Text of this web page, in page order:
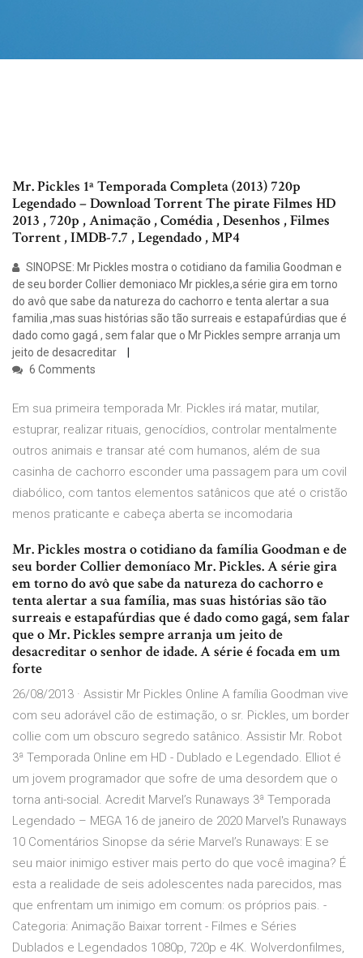
Mr. Pickles 1ª Temporada Completa (2013) 720p
Legendado – Download Torrent The pirate Filmes HD
2013 , 720p , Animação , Comédia , Desenhos , Filmes
Torrent , IMDB-7.7 , Legendado , MP4
SINOPSE: Mr Pickles mostra o cotidiano da familia Goodman e
de seu border Collier demoniaco Mr pickles,a série gira em torno
do avô que sabe da natureza do cachorro e tenta alertar a sua
familia ,mas suas histórias são tão surreais e estapafúrdias que é
dado como gagá , sem falar que o Mr Pickles sempre arranja um
jeito de desacreditar
6 Comments
Em sua primeira temporada Mr. Pickles irá matar, mutilar,
estuprar, realizar rituais, genocídios, controlar mentalmente
outros animais e transar até com humanos, além de sua
casinha de cachorro esconder uma passagem para um covil
diabólico, com tantos elementos satânicos que até o cristão
menos praticante e cabeça aberta se incomodaria
Mr. Pickles mostra o cotidiano da família Goodman e de
seu border Collier demoníaco Mr. Pickles. A série gira
em torno do avô que sabe da natureza do cachorro e
tenta alertar a sua família, mas suas histórias são tão
surreais e estapafúrdias que é dado como gagá, sem falar
que o Mr. Pickles sempre arranja um jeito de
desacreditar o senhor de idade. A série é focada em um
forte
26/08/2013 · Assistir Mr Pickles Online A família Goodman vive
com seu adorável cão de estimação, o sr. Pickles, um border
collie com um obscuro segredo satânico. Assistir Mr. Robot
3ª Temporada Online em HD - Dublado e Legendado. Elliot é
um jovem programador que sofre de uma desordem que o
torna anti-social. Acredit Marvel’s Runaways 3ª Temporada
Legendado – MEGA 16 de janeiro de 2020 Marvel's Runaways
10 Comentários Sinopse da série Marvel’s Runaways: E se
seu maior inimigo estiver mais perto do que você imagina? É
esta a realidade de seis adolescentes nada parecidos, mas
que enfrentam um inimigo em comum: os próprios pais. -
Categoria: Animação Baixar torrent - Filmes e Séries
Dublados e Legendados 1080p, 720p e 4K. Wolverdonfilmes,